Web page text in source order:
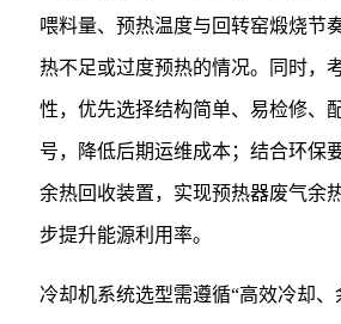
喂料量、预热温度与回转窑煅烧节
热不足或过度预热的情况。同时，
性，优先选择结构简单、易检修、
号，降低后期运维成本；结合环保
余热回收装置，实现预热器废气余
步提升能源利用率。
冷却机系统选型需遵循“高效冷却